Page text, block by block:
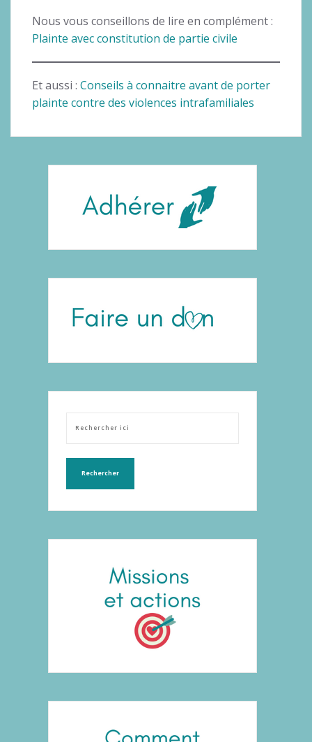
Nous vous conseillons de lire en complément :
Plainte avec constitution de partie civile
Et aussi : Conseils à connaitre avant de porter
plainte contre des violences intrafamiliales